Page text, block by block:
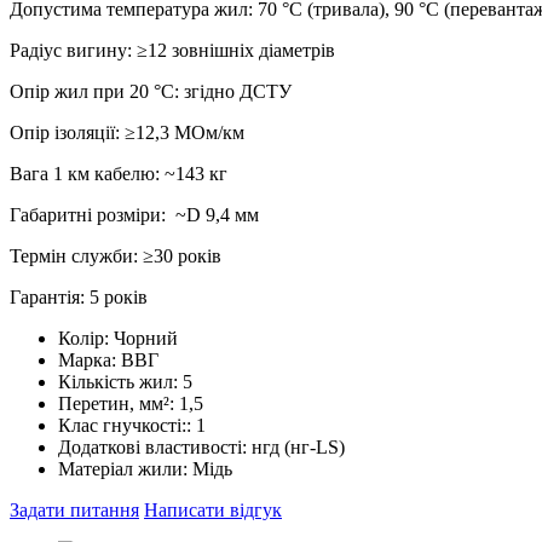
Допустима температура жил: 70 °C (тривала), 90 °C
Радіус вигину: ≥12 зовнішніх діаметрів
Опір жил при 20 °C: згідно ДСТУ
Опір ізоляції: ≥12,3 МОм/км
Вага 1 км кабелю: ~143 кг
Габаритні розміри: ~D 9,4 мм
Термін служби: ≥30 років
Гарантія: 5 років
Колір: Чорний
Марка: ВВГ
Кількість жил: 5
Перетин, мм²: 1,5
Клас гнучкості:: 1
Додаткові властивості: нгд (нг-LS)
Матеріал жили: Мідь
Задати питання Написати відгук